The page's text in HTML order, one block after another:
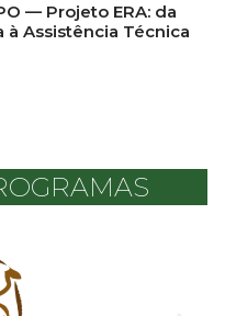
— Projeto ERA: da
à Assistência Técnica